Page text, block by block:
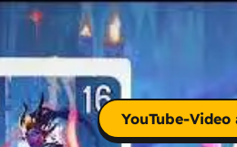
YouTube-Video